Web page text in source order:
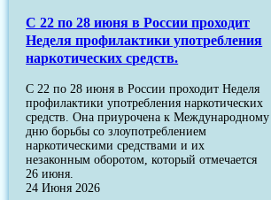
С 22 по 28 июня в России проходит
Неделя профилактики употребления
наркотических средств.
С 22 по 28 июня в России проходит Неделя
профилактики употребления наркотических
средств. Она приурочена к Международному
дню борьбы со злоупотреблением
наркотическими средствами и их
незаконным оборотом, который отмечается
26 июня.
24 Июня 2026